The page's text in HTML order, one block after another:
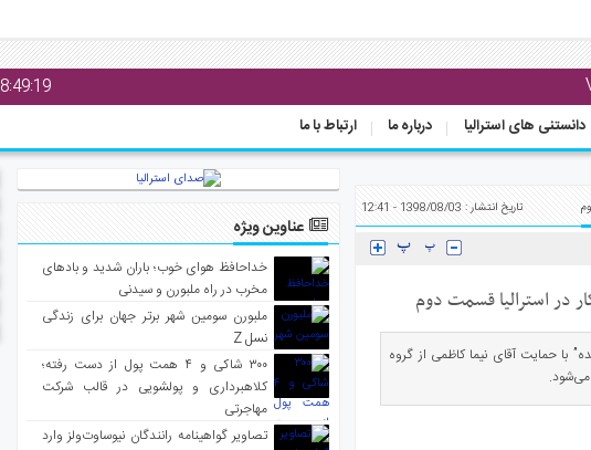
8:49:20
دانستنی های استرالیا درباره ما ارتباط با ما
تاریخ انتشار : 1398/08/03 - 12:41
در استرالیا قسمت دوم
با حمایت آقای نیما کاظمی از گروه
می‌شود.
عناوین ویژه
خداحافظ هوای خوب؛ باران شدید و بادهای
مخرب در راه ملبورن و سیدنی
ملبورن سومین شهر برتر جهان برای زندگی
نسل Z
۳۰۰ شاکی و ۴ همت پول از دست رفته؛
کلاهبرداری و پولشویی در قالب شرکت
مهاجرتی
تصاویر گواهینامه رانندگان نیوساوت‌ولز وارد